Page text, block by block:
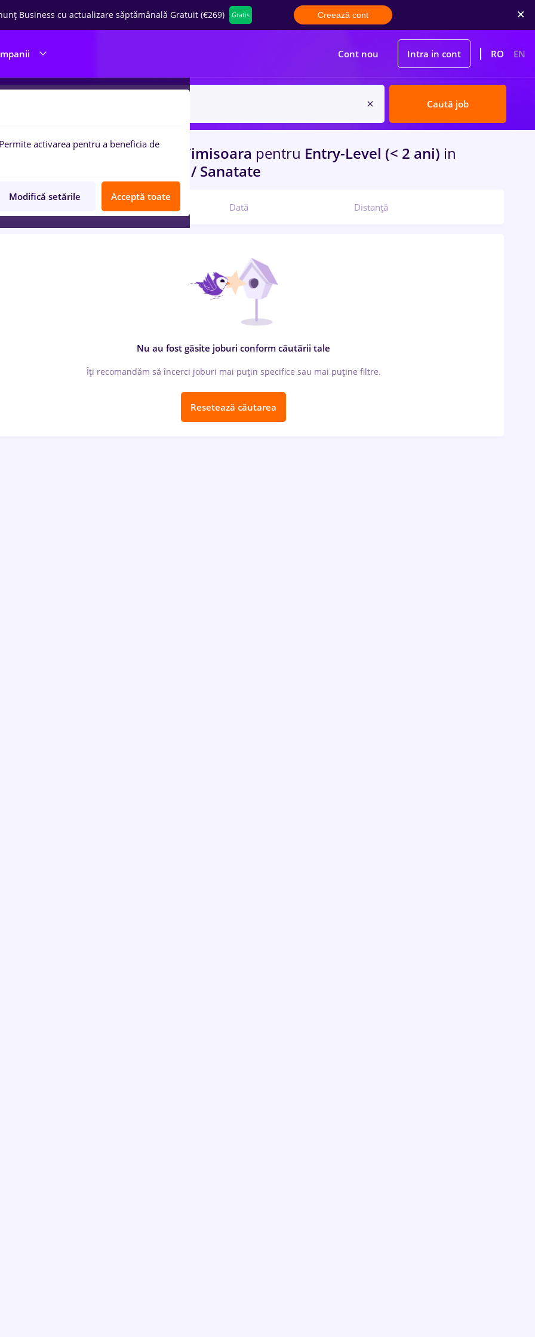
Business cu actualizare săptămânală Gratuit (€269) Gratis Creează cont
Cont nou Intra in cont RO EN
Caută job
de muncabucatar sef Timisoara pentru Entry-Level (< 2 ani) in
/ Distributie, Medicina / Sanatate
Relevanță Dată Distanță
Nu au fost găsite joburi conform căutării tale
Îți recomandăm să încerci joburi mai puțin specifice sau mai puține filtre.
Resetează căutarea
Permite activarea pentru a beneficia de
Modifică setările Acceptă toate